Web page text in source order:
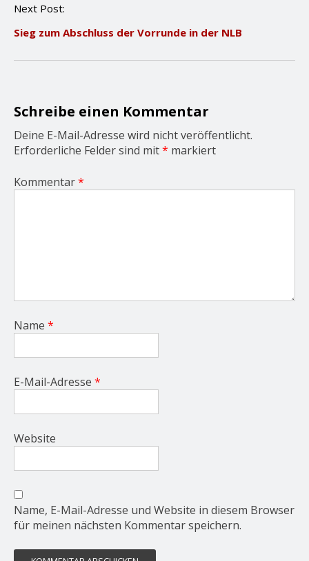
a
i
o
n
Next Post:
Sieg zum Abschluss der Vorrunde in der NLB
Schreibe einen Kommentar
Deine E-Mail-Adresse wird nicht veröffentlicht.
Erforderliche Felder sind mit* markiert
Kommentar*
Name *
E-Mail-Adresse *
Website
Name, E-Mail-Adresse und Website in diesem Browser
für meinen nächsten Kommentar speichern.